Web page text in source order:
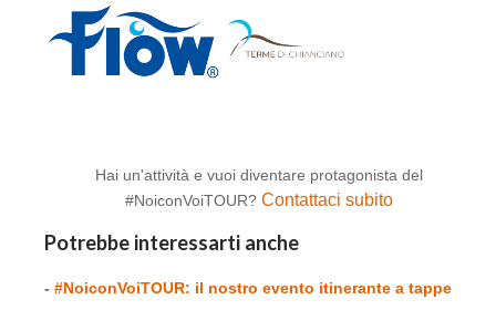
Hai un'attività e vuoi diventare protagonista del
#NoiconVoiTOUR? Contattaci subito
Potrebbe interessarti anche
- #NoiconVoiTOUR: il nostro evento itinerante a tappe